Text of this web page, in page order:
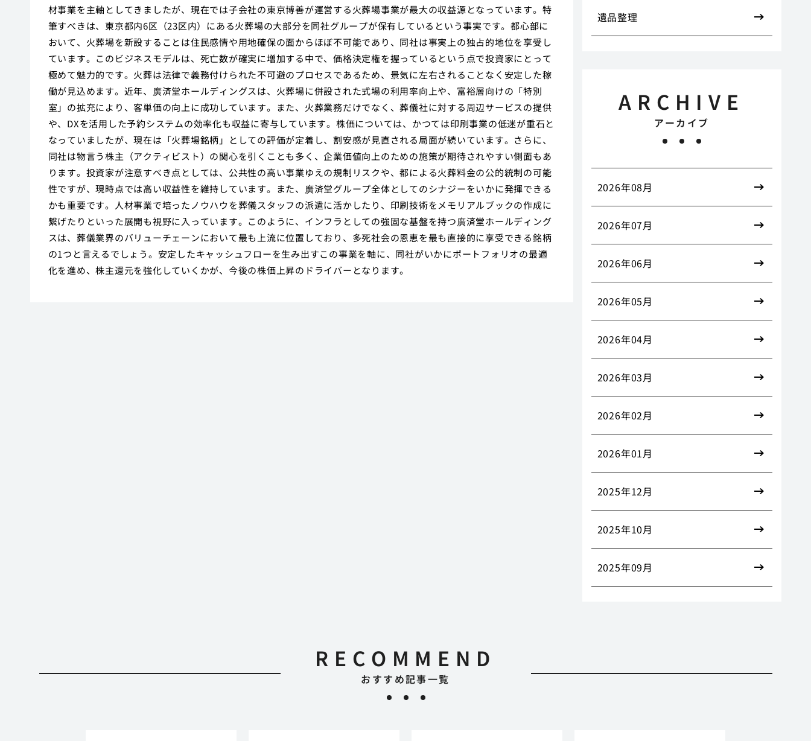
材事業を主軸としてきましたが、現在では子会社の東京博善が運営する火葬場事業が最大の収益源となっています。特
筆すべきは、東京都内6区（23区内）にある火葬場の大部分を同社グループが保有しているという事実です。都心部に
おいて、火葬場を新設することは住民感情や用地確保の面からほぼ不可能であり、同社は事実上の独占的地位を享受し
ています。このビジネスモデルは、死亡数が確実に増加する中で、価格決定権を握っているという点で投資家にとって
極めて魅力的です。火葬は法律で義務付けられた不可避のプロセスであるため、景気に左右されることなく安定した稼
働が見込めます。近年、廣済堂ホールディングスは、火葬場に併設された式場の利用率向上や、富裕層向けの「特別
室」の拡充により、客単価の向上に成功しています。また、火葬業務だけでなく、葬儀社に対する周辺サービスの提供
や、DXを活用した予約システムの効率化も収益に寄与しています。株価については、かつては印刷事業の低迷が重石と
なっていましたが、現在は「火葬場銘柄」としての評価が定着し、割安感が見直される局面が続いています。さらに、
同社は物言う株主（アクティビスト）の関心を引くことも多く、企業価値向上のための施策が期待されやすい側面もあ
ります。投資家が注意すべき点としては、公共性の高い事業ゆえの規制リスクや、都による火葬料金の公的統制の可能
性ですが、現時点では高い収益性を維持しています。また、廣済堂グループ全体としてのシナジーをいかに発揮できる
かも重要です。人材事業で培ったノウハウを葬儀スタッフの派遣に活かしたり、印刷技術をメモリアルブックの作成に
繋げたりといった展開も視野に入っています。このように、インフラとしての強固な基盤を持つ廣済堂ホールディング
スは、葬儀業界のバリューチェーンにおいて最も上流に位置しており、多死社会の恩恵を最も直接的に享受できる銘柄
の1つと言えるでしょう。安定したキャッシュフローを生み出すこの事業を軸に、同社がいかにポートフォリオの最適
化を進め、株主還元を強化していくかが、今後の株価上昇のドライバーとなります。
RECOMMEND
おすすめ記事一覧
遺品整理
ARCHIVE
アーカイブ
2026年08月
2026年07月
2026年06月
2026年05月
2026年04月
2026年03月
2026年02月
2026年01月
2025年12月
2025年10月
2025年09月